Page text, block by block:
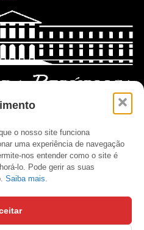
o nosso site funciona
uma experiência de navegação
nos entender como o site é
lo. Pode gerir as suas
Saiba mais.